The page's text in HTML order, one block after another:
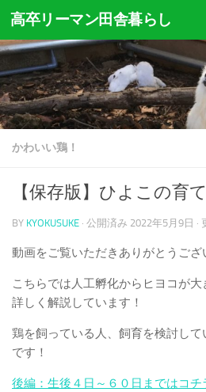
コンテンツへスキップ
高卒リーマン田舎暮らし
かわいい鶏！
【保存版】ひよこの育
BY KYOKUSUKE · 公開済み 2022年5月9日 ·
動画をご覧いただきありがとうござ
こちらでは人工孵化からヒヨコが
詳しく解説しています！
鶏を飼っている人、飼育を検討し
です！
後編：生後４日～６０日まではコチ